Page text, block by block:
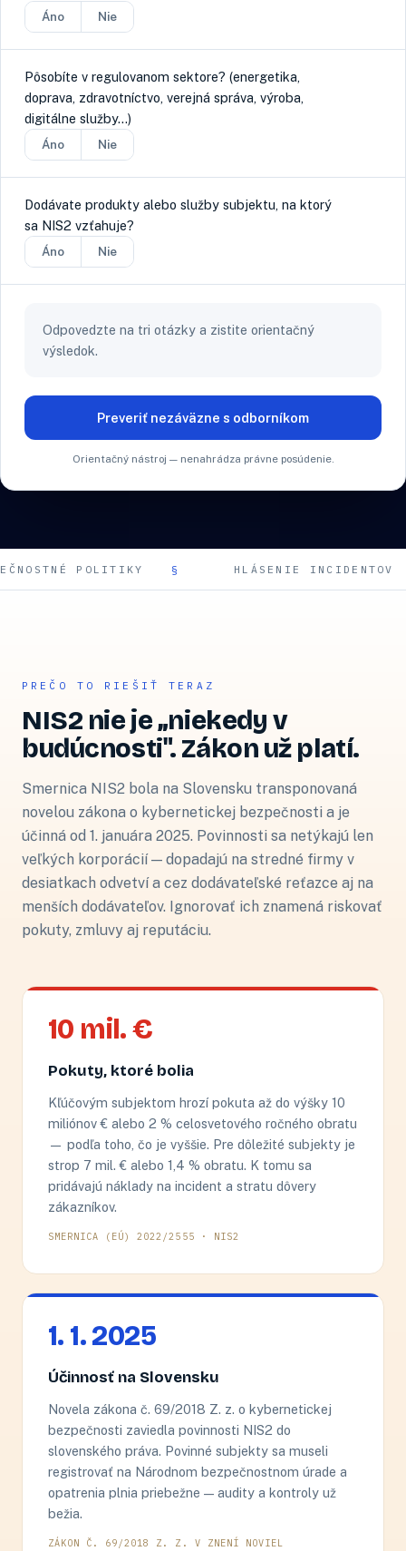
Áno Nie
Pôsobíte v regulovanom sektore? (energetika,
doprava, zdravotníctvo, verejná správa, výroba,
digitálne služby…)
Áno Nie
Dodávate produkty alebo služby subjektu, na ktorý
sa NIS2 vzťahuje?
Áno Nie
Odpovedzte na tri otázky a zistite orientačný
výsledok.
Preveriť nezáväzne s odborníkom
Orientačný nástroj — nenahrádza právne posúdenie.
POLITIKY HLÁSENIE INCIDENTOV
PREČO TO RIEŠIŤ TERAZ
NIS2 nie je „niekedy v
budúcnosti". Zákon už platí.
Smernica NIS2 bola na Slovensku transponovaná
novelou zákona o kybernetickej bezpečnosti a je
účinná od 1. januára 2025. Povinnosti sa netýkajú len
veľkých korporácií — dopadajú na stredné firmy v
desiatkach odvetví a cez dodávateľské reťazce aj na
menších dodávateľov. Ignorovať ich znamená riskovať
pokuty, zmluvy aj reputáciu.
10 mil. €
Pokuty, ktoré bolia
Kľúčovým subjektom hrozí pokuta až do výšky 10
miliónov € alebo 2 % celosvetového ročného obratu
— podľa toho, čo je vyššie. Pre dôležité subjekty je
strop 7 mil. € alebo 1,4 % obratu. K tomu sa
pridávajú náklady na incident a stratu dôvery
zákazníkov.
SMERNICA (EÚ) 2022/2555 · NIS2
1. 1. 2025
Účinnosť na Slovensku
Novela zákona č. 69/2018 Z. z. o kybernetickej
bezpečnosti zaviedla povinnosti NIS2 do
slovenského práva. Povinné subjekty sa museli
registrovať na Národnom bezpečnostnom úrade a
opatrenia plnia priebežne — audity a kontroly už
bežia.
ZÁKON Č. 69/2018 Z. Z. V ZNENÍ NOVIEL